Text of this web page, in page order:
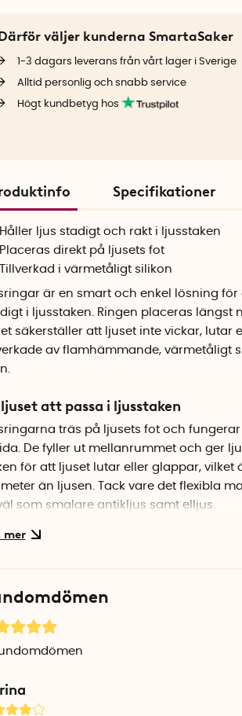
väljer kunderna SmartaSaker
1-3 dagars leverans från vårt lager i Sverige
Alltid personlig och snabb service
Högt kundbetyg hos
Specifikationer
Håller ljus stadigt och rakt i ljusstaken
Placeras direkt på ljusets fot
Tillverkad i värmetåligt silikon
är en smart och enkel lösning
i ljusstaken. Ringen placeras längst
säkerställer att ljuset inte vickar, lutar
av flamhämmande, värmetåligt
ljuset att passa i ljusstaken
träs på ljusets fot och
De fyller ut mellanrummet och ger
för att ljuset lutar eller glappar,
än ljusen. Tack vare det flexibla
som smalare antikljus samt elljus.
så här
och hållbara
är tillverkade av
När du byter ljus tar du bort ringen